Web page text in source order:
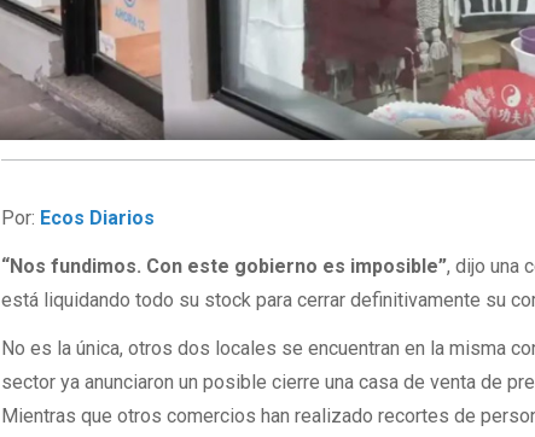
Por: Ecos Diarios
“Nos fundimos. Con este gobierno es imposible”, dijo una
está liquidando todo su stock para cerrar definitivamente su
No es la única, otros dos locales se encuentran en la misma
sector ya anunciaron un posible cierre una casa de venta de
Mientras que otros comercios han realizado recortes de